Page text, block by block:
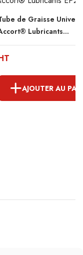
de Graisse
Lubricants...
AJOUTER AU